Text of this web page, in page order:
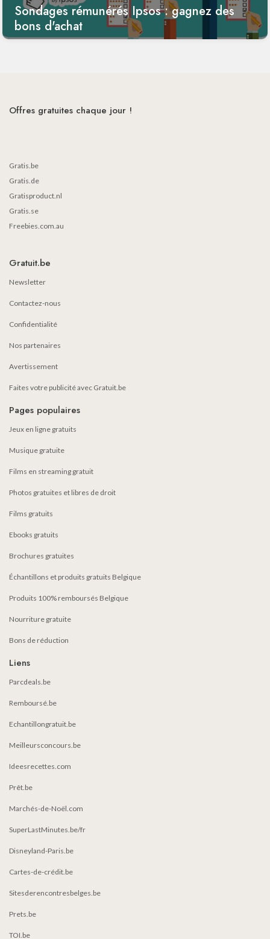
Sondages rémunérés Ipsos : gagnez des
bons d'achat
Offres gratuites chaque jour !
Gratis.be
Gratis.de
Gratisproduct.nl
Gratis.se
Freebies.com.au
Gratuit.be
Newsletter
Contactez-nous
Confidentialité
Nos partenaires
Avertissement
Faites votre publicité avec Gratuit.be
Pages populaires
Jeux en ligne gratuits
Musique gratuite
Films en streaming gratuit
Photos gratuites et libres de droit
Films gratuits
Ebooks gratuits
Brochures gratuites
Échantillons et produits gratuits Belgique
Produits 100% remboursés Belgique
Nourriture gratuite
Bons de réduction
Liens
Parcdeals.be
Remboursé.be
Echantillongratuit.be
Meilleursconcours.be
Ideesrecettes.com
Prêt.be
Marchés-de-Noël.com
SuperLastMinutes.be/fr
Disneyland-Paris.be
Cartes-de-crédit.be
Sitesderencontresbelges.be
Prets.be
TOI.be